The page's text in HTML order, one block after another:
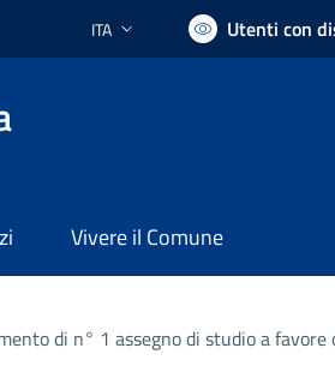
Lingua attiva:
ITA Utenti con
Vivere il Comune
di n° 1 assegno di studio a